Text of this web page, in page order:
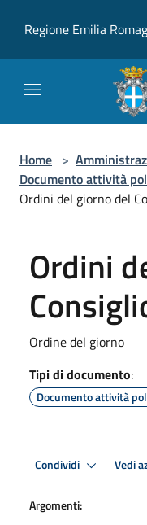
Regione Emilia
Home >
Documento attività
Ordini del giorno del
Ordini
Ordine del giorno
Tipi di documento:
Documento attività
Condividi Vedi
Argomenti: